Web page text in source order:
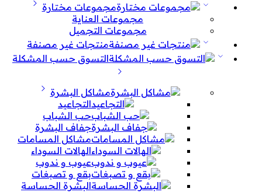
مجموعات مختارة
مجموعات العناية
مجموعات التجميل
منتجات غير مصنفة
التسوق حسب المشكلة
مشاكل البشرة
التجاعيد
حب الشباب
جفاف البشرة
مشاكل المسامات
الهالات السوداء
عيوب و ندوب
بقع و تصبغات
البشرة الحساسة